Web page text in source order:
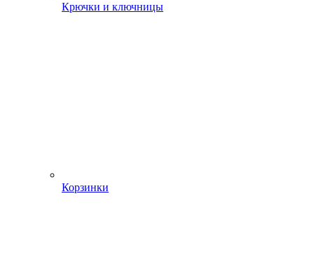
Крючки и ключницы
Корзинки